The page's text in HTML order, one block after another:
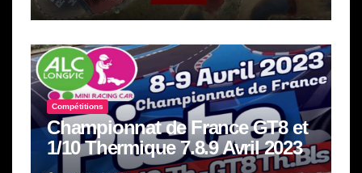
Compétitions
Championnat de France GT8 et
1/10 Thermique 7.8.9 Avril 2023